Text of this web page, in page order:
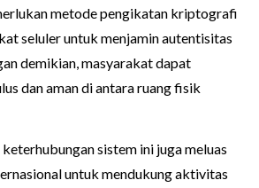
metode pengikatan kriptografi
seluler untuk menjamin autentisitas
demikian, masyarakat dapat
dan aman di antara ruang fisik
sistem ini juga meluas
untuk mendukung aktivitas